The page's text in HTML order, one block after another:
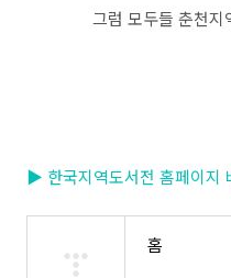
그럼 모두들 춘천
▶ 한국지역도서전 홈페이지
홈